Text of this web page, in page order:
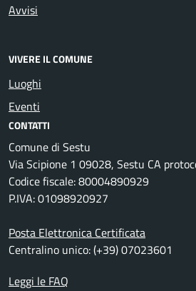
Avvisi
VIVERE IL COMUNE
Luoghi
Eventi
CONTATTI
Comune di Sestu
Via Scipione 1 09028, Sestu CA
Codice fiscale: 80004890929
P.IVA: 01098920927
Posta Elettronica Certificata
Centralino unico: (+39) 07023601
Leggi le FAQ